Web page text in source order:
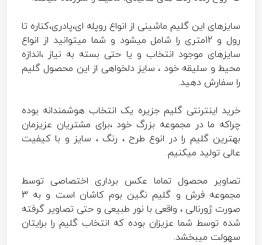
سایزهای این گلیم ماشینی از انواع روپله ای،پادری،کناره تا
رول و 12متری را شامل میشود و شما میتوانید از انواع
سایزهای موجود انتخاب و یا حتی بسته به نیاز ،اندازه
محیط و سلیقه خود ، سایز دلخواهی از این محصول گلیم
را سفارش دهید.
خرید اینترنتی گلیم جزیره یک انتخاب هوشمندانه بوده
چراکه ما در مجموعه بزرگ خود ،برای مشتریان عزیزمان
بهترین گلیم را در انوع طرح ، رنگ ، سایز و با کیفیت
عالی تولید میکنیم.
تصاویر محصول تماما عکس برداری اختصاصی توسط
مجموعه فرش و گلیم نگین بوم کاشان است و به 3
صورت ژورنالی ، واقعی با نور طبیعی و حتی تصاویر گرفته
شده توسط شما عزیزان بوده که انتخاب گلیم را برایتان
سهولت میبخشد.